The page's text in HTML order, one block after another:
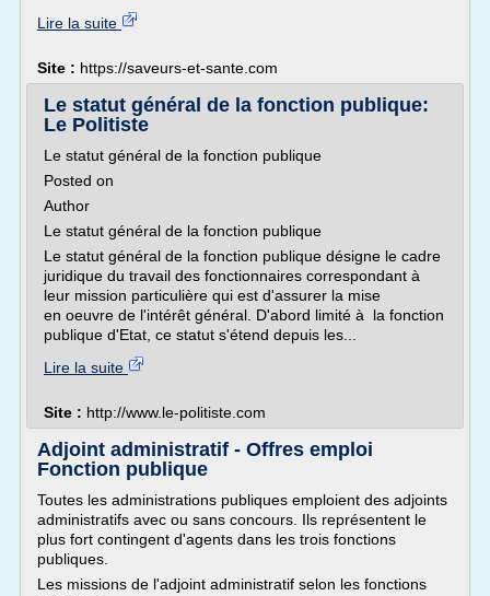
Lire la suite
Site : https://saveurs-et-sante.com
Le statut général de la fonction publique:
Le Politiste
Le statut général de la fonction publique
Posted on
Author
Le statut général de la fonction publique
Le statut général de la fonction publique désigne le cadre
juridique du travail des fonctionnaires correspondant à
leur mission particulière qui est d'assurer la mise
en oeuvre de l'intérêt général. D'abord limité à la fonction
publique d'Etat, ce statut s'étend depuis les...
Lire la suite
Site : http://www.le-politiste.com
Adjoint administratif - Offres emploi
Fonction publique
Toutes les administrations publiques emploient des adjoints
administratifs avec ou sans concours. Ils représentent le
plus fort contingent d'agents dans les trois fonctions
publiques.
Les missions de l'adjoint administratif selon les fonctions